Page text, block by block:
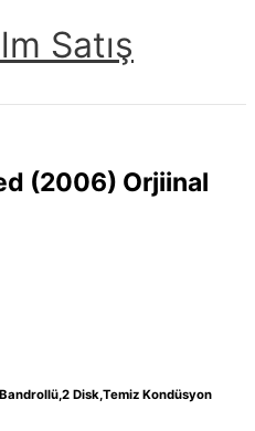
Satış
(2006) Orjiinal
Disk,Temiz Kondüsyon